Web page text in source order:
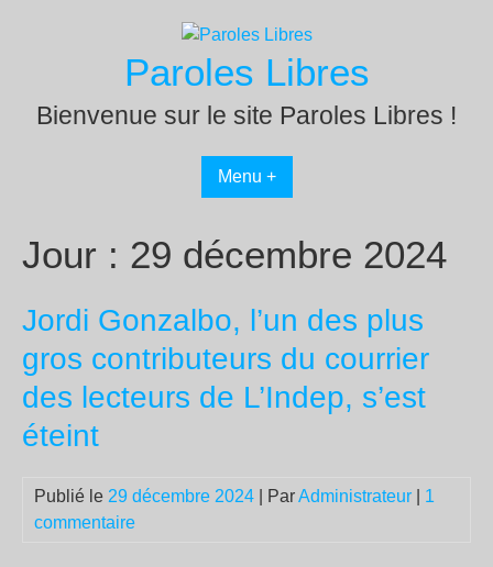
Paroles Libres
Bienvenue sur le site Paroles Libres !
Menu +
Jour : 29 décembre 2024
Jordi Gonzalbo, l’un des plus
gros contributeurs du courrier
des lecteurs de L’Indep, s’est
éteint
Publié le 29 décembre 2024 | ParAdministrateur
1
commentaire